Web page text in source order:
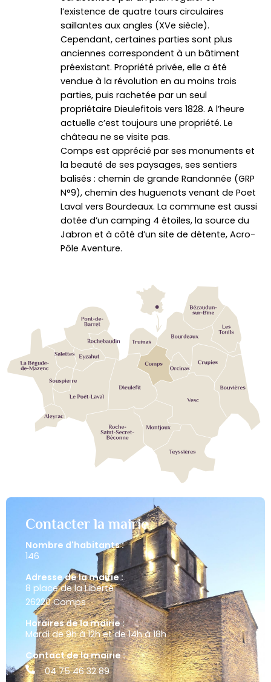
l’existence de quatre tours circulaires
saillantes aux angles (XVe siècle).
Cependant, certaines parties sont plus
anciennes correspondent à un bâtiment
préexistant. Propriété privée, elle a été
vendue à la révolution en au moins trois
parties, puis rachetée par un seul
propriétaire Dieulefitois vers 1828. A l’heure
actuelle c’est toujours une propriété. Le
château ne se visite pas.
Comps est apprécié par ses monuments et
la beauté de ses paysages, ses sentiers
balisés : chemin de grande Randonnée (GRP
N°9), chemin des huguenots venant de Poet
Laval vers Bourdeaux. La commune est aussi
dotée d’un camping 4 étoiles, la source du
Jabron et à côté d’un site de détente, Acro-
Pôle Aventure.
Contacter la mairie
Nombre d'habitants :
146
Adresse de la mairie :
8 place de la Liberté
26220 Comps
Horaires de la mairie :
Mardi de 9h à 12h et de 14h à 18h
Contact de la mairie :
04 75 46 32 89